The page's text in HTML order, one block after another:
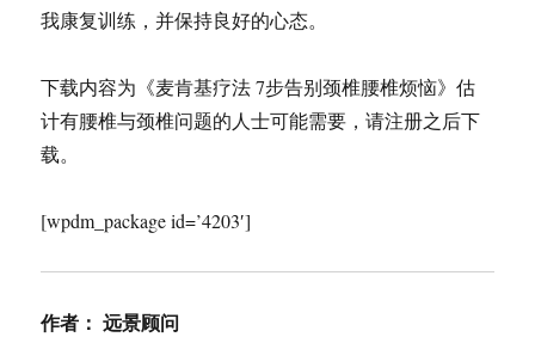
我康复训练，并保持良好的心态。
下载内容为《麦肯基疗法 7步告别颈椎腰椎烦恼》估
计有腰椎与颈椎问题的人士可能需要，请注册之后下
载。
[wpdm_package id=’4203′]
作者： 远景顾问